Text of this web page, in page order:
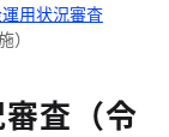
用状況審査
）
査（令